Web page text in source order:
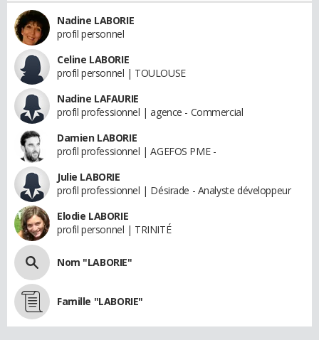
Nadine LABORIE
profil personnel
Celine LABORIE
profil personnel | TOULOUSE
Nadine LAFAURIE
profil professionnel | agence - Commercial
Damien LABORIE
profil professionnel | AGEFOS PME -
Julie LABORIE
profil professionnel | Désirade - Analyste développeur
Elodie LABORIE
profil personnel | TRINITÉ
Nom "LABORIE"
Famille "LABORIE"